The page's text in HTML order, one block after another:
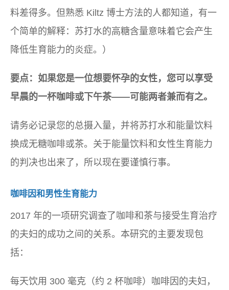
料差得多。但熟悉 Kiltz 博士方法的人都知道，有一
个简单的解释：苏打水的高糖含量意味着它会产生
降低生育能力的炎症。）
要点：如果您是一位想要怀孕的女性，您可以享受
早晨的一杯咖啡或下午茶——可能两者兼而有之。
请务必记录您的总摄入量，并将苏打水和能量饮料
换成无糖咖啡或茶。关于能量饮料和女性生育能力
的判决也出来了，所以现在要谨慎行事。
咖啡因和男性生育能力
2017 年的一项研究调查了咖啡和茶与接受生育治疗
的夫妇的成功之间的关系。本研究的主要发现包
括：
每天饮用 300 毫克（约 2 杯咖啡）咖啡因的夫妇，